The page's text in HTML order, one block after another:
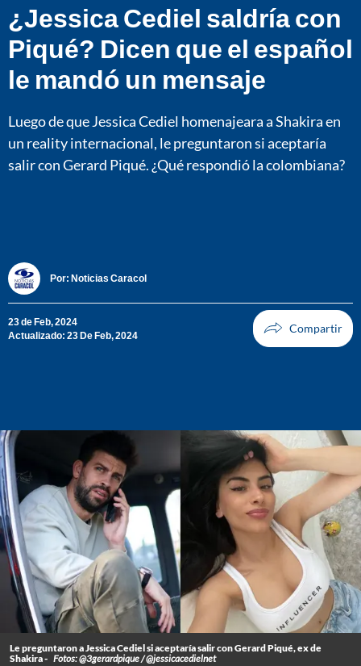
¿Jessica Cediel saldría con
Piqué? Dicen que el español
le mandó un mensaje
Luego de que Jessica Cediel homenajeara a Shakira en
un reality internacional, le preguntaron si aceptaría
salir con Gerard Piqué. ¿Qué respondió la colombiana?
Por: Noticias Caracol
23 de Feb, 2024
Actualizado: 23 De Feb, 2024
Le preguntaron a Jessica Cediel si aceptaría salir con Gerard Piqué, ex de
Shakira - Fotos: @3gerardpique / @jessicacedielnet